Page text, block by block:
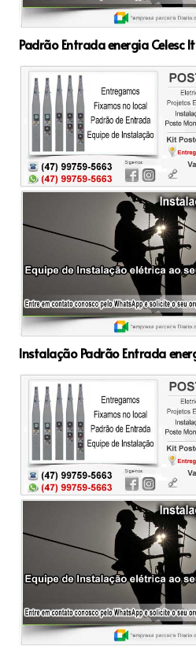
Padrão Entrada energia Celesc
Instalação Padrão Entrada